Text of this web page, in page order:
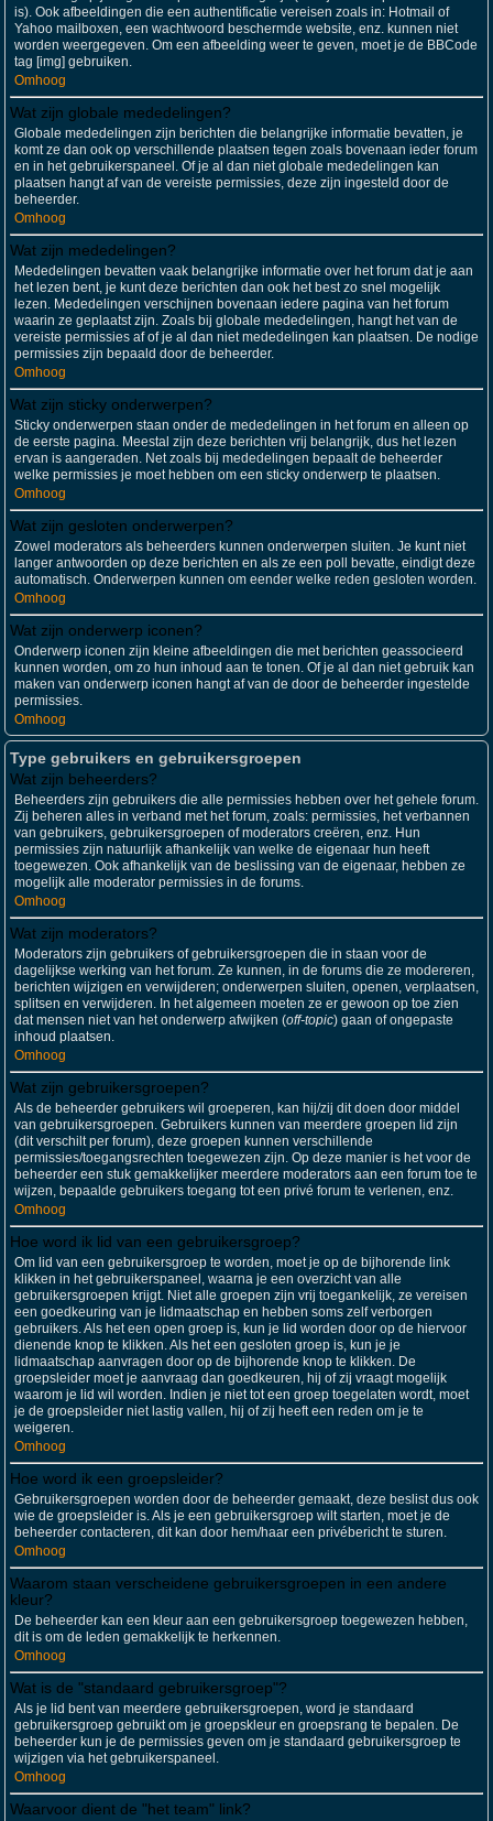
is). Ook afbeeldingen die een authentificatie vereisen zoals in: Hotmail of
Yahoo mailboxen, een wachtwoord beschermde website, enz. kunnen niet
worden weergegeven. Om een afbeelding weer te geven, moet je de BBCode
tag [img] gebruiken.
Omhoog
Wat zijn globale mededelingen?
Globale mededelingen zijn berichten die belangrijke informatie bevatten, je
komt ze dan ook op verschillende plaatsen tegen zoals bovenaan ieder forum
en in het gebruikerspaneel. Of je al dan niet globale mededelingen kan
plaatsen hangt af van de vereiste permissies, deze zijn ingesteld door de
beheerder.
Omhoog
Wat zijn mededelingen?
Mededelingen bevatten vaak belangrijke informatie over het forum dat je aan
het lezen bent, je kunt deze berichten dan ook het best zo snel mogelijk
lezen. Mededelingen verschijnen bovenaan iedere pagina van het forum
waarin ze geplaatst zijn. Zoals bij globale mededelingen, hangt het van de
vereiste permissies af of je al dan niet mededelingen kan plaatsen. De nodige
permissies zijn bepaald door de beheerder.
Omhoog
Wat zijn sticky onderwerpen?
Sticky onderwerpen staan onder de mededelingen in het forum en alleen op
de eerste pagina. Meestal zijn deze berichten vrij belangrijk, dus het lezen
ervan is aangeraden. Net zoals bij mededelingen bepaalt de beheerder
welke permissies je moet hebben om een sticky onderwerp te plaatsen.
Omhoog
Wat zijn gesloten onderwerpen?
Zowel moderators als beheerders kunnen onderwerpen sluiten. Je kunt niet
langer antwoorden op deze berichten en als ze een poll bevatte, eindigt deze
automatisch. Onderwerpen kunnen om eender welke reden gesloten worden.
Omhoog
Wat zijn onderwerp iconen?
Onderwerp iconen zijn kleine afbeeldingen die met berichten geassocieerd
kunnen worden, om zo hun inhoud aan te tonen. Of je al dan niet gebruik kan
maken van onderwerp iconen hangt af van de door de beheerder ingestelde
permissies.
Omhoog
Type gebruikers en gebruikersgroepen
Wat zijn beheerders?
Beheerders zijn gebruikers die alle permissies hebben over het gehele forum.
Zij beheren alles in verband met het forum, zoals: permissies, het verbannen
van gebruikers, gebruikersgroepen of moderators creëren, enz. Hun
permissies zijn natuurlijk afhankelijk van welke de eigenaar hun heeft
toegewezen. Ook afhankelijk van de beslissing van de eigenaar, hebben ze
mogelijk alle moderator permissies in de forums.
Omhoog
Wat zijn moderators?
Moderators zijn gebruikers of gebruikersgroepen die in staan voor de
dagelijkse werking van het forum. Ze kunnen, in de forums die ze modereren,
berichten wijzigen en verwijderen; onderwerpen sluiten, openen, verplaatsen,
splitsen en verwijderen. In het algemeen moeten ze er gewoon op toe zien
dat mensen niet van het onderwerp afwijken (off-topic) gaan of ongepaste
inhoud plaatsen.
Omhoog
Wat zijn gebruikersgroepen?
Als de beheerder gebruikers wil groeperen, kan hij/zij dit doen door middel
van gebruikersgroepen. Gebruikers kunnen van meerdere groepen lid zijn
(dit verschilt per forum), deze groepen kunnen verschillende
permissies/toegangsrechten toegewezen zijn. Op deze manier is het voor de
beheerder een stuk gemakkelijker meerdere moderators aan een forum toe te
wijzen, bepaalde gebruikers toegang tot een privé forum te verlenen, enz.
Omhoog
Hoe word ik lid van een gebruikersgroep?
Om lid van een gebruikersgroep te worden, moet je op de bijhorende link
klikken in het gebruikerspaneel, waarna je een overzicht van alle
gebruikersgroepen krijgt. Niet alle groepen zijn vrij toegankelijk, ze vereisen
een goedkeuring van je lidmaatschap en hebben soms zelf verborgen
gebruikers. Als het een open groep is, kun je lid worden door op de hiervoor
dienende knop te klikken. Als het een gesloten groep is, kun je je
lidmaatschap aanvragen door op de bijhorende knop te klikken. De
groepsleider moet je aanvraag dan goedkeuren, hij of zij vraagt mogelijk
waarom je lid wil worden. Indien je niet tot een groep toegelaten wordt, moet
je de groepsleider niet lastig vallen, hij of zij heeft een reden om je te
weigeren.
Omhoog
Hoe word ik een groepsleider?
Gebruikersgroepen worden door de beheerder gemaakt, deze beslist dus ook
wie de groepsleider is. Als je een gebruikersgroep wilt starten, moet je de
beheerder contacteren, dit kan door hem/haar een privébericht te sturen.
Omhoog
Waarom staan verscheidene gebruikersgroepen in een andere
kleur?
De beheerder kan een kleur aan een gebruikersgroep toegewezen hebben,
dit is om de leden gemakkelijk te herkennen.
Omhoog
Wat is de "standaard gebruikersgroep"?
Als je lid bent van meerdere gebruikersgroepen, word je standaard
gebruikersgroep gebruikt om je groepskleur en groepsrang te bepalen. De
beheerder kun je de permissies geven om je standaard gebruikersgroep te
wijzigen via het gebruikerspaneel.
Omhoog
Waarvoor dient de "het team" link?